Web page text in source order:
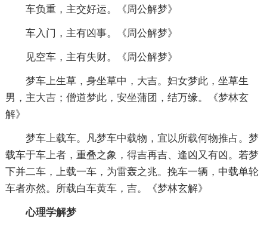
车负重，主交好运。《周公解梦》
车入门，主有凶事。《周公解梦》
见空车，主有失财。《周公解梦》
梦车上生草，身坐草中，大吉。妇女梦此，坐草生
男，主大吉；僧道梦此，安坐蒲团，结万缘。《梦林玄
解》
梦车上载车。凡梦车中载物，宜以所载何物推占。梦
载车于车上者，重叠之象，得吉再吉、逢凶又有凶。若梦
下并二车，上载一车，为雷轰之兆。挽车一辆，中载单轮
车者亦然。所载白车黄车，吉。《梦林玄解》
心理学解梦